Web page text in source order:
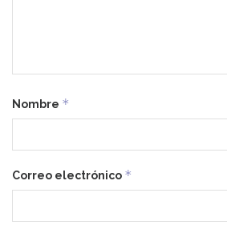
Nombre *
Correo electrónico *